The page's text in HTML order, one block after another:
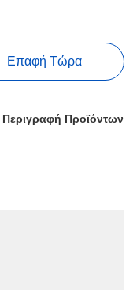
Επαφή Τώρα
Περιγραφή Προϊόντων